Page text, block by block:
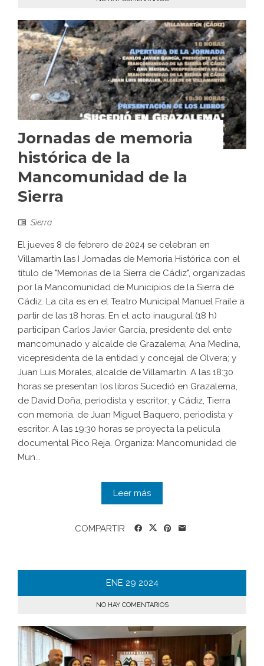
Jornadas de memoria
histórica de la
Mancomunidad de la
Sierra
Sierra
El jueves 8 de febrero de 2024 se celebran en
Villamartín las I Jornadas de Memoria Histórica con el
título de "Memorias de la Sierra de Cádiz", organizadas
por la Mancomunidad de Municipios de la Sierra de
Cádiz. La cita es en el Teatro Municipal Manuel Fraile a
partir de las 18 horas. En el acto inaugural (18 h)
participan Carlos Javier García, presidente del ente
mancomunado y alcalde de Grazalema; Ana Medina,
vicepresidenta de la entidad y concejal de Olvera; y
Juan Luis Morales, alcalde de Villamartín. A las 18:30
horas se presentan los libros Sucedió en Grazalema,
de David Doña, periodista y escritor; y Cádiz, Tierra
con memoria, de Juan Miguel Baquero, periodista y
escritor. A las 19:30 horas se proyecta la película
documental Pico Reja. Organiza: Mancomunidad de
Mun...
Leer más
COMPARTIR
ENE 29 2024
NO HAY COMENTARIOS